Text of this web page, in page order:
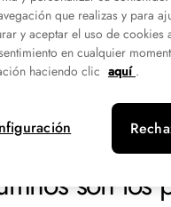
son los
que realizas y para
y aceptar el uso de
en cualquier
haciendo clic aquí .